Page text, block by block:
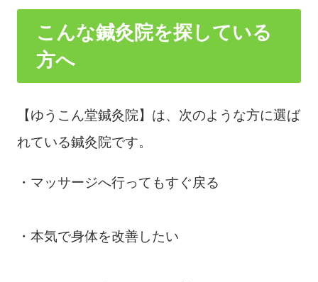
こんな鍼灸院を探している
方へ
【ゆうこん堂鍼灸院】は、次のような方に選ば
れている鍼灸院です。
・マッサージへ行ってもすぐ戻る
・本気で身体を改善したい